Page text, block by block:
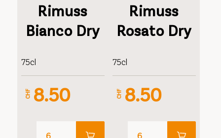
Rimuss
Bianco Dry
75cl
CHF 8.50
Rimuss
Rosato Dry
75cl
CHF 8.50